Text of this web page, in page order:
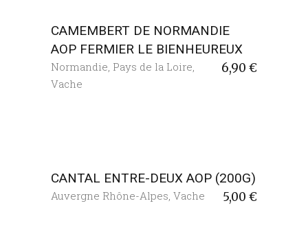
CAMEMBERT DE NORMANDIE
AOP FERMIER LE BIENHEUREUX
6,90 €
Normandie Pays de la Loire
Vache
CANTAL ENTRE-DEUX AOP (200G)
5,00 €
Auvergne Rhône-Alpes, Vache